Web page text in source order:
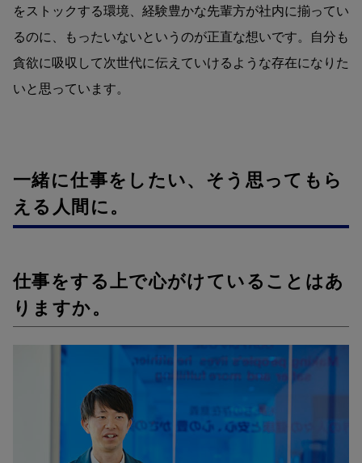
をストックする環境、経験豊かな先輩方が社内に揃ってい
るのに、もったいないというのが正直な想いです。自分も
貪欲に吸収して次世代に伝えていけるような存在になりた
いと思っています。
一緒に仕事をしたい、そう思ってもら
える人間に。
仕事をする上で心がけていることはあ
りますか。